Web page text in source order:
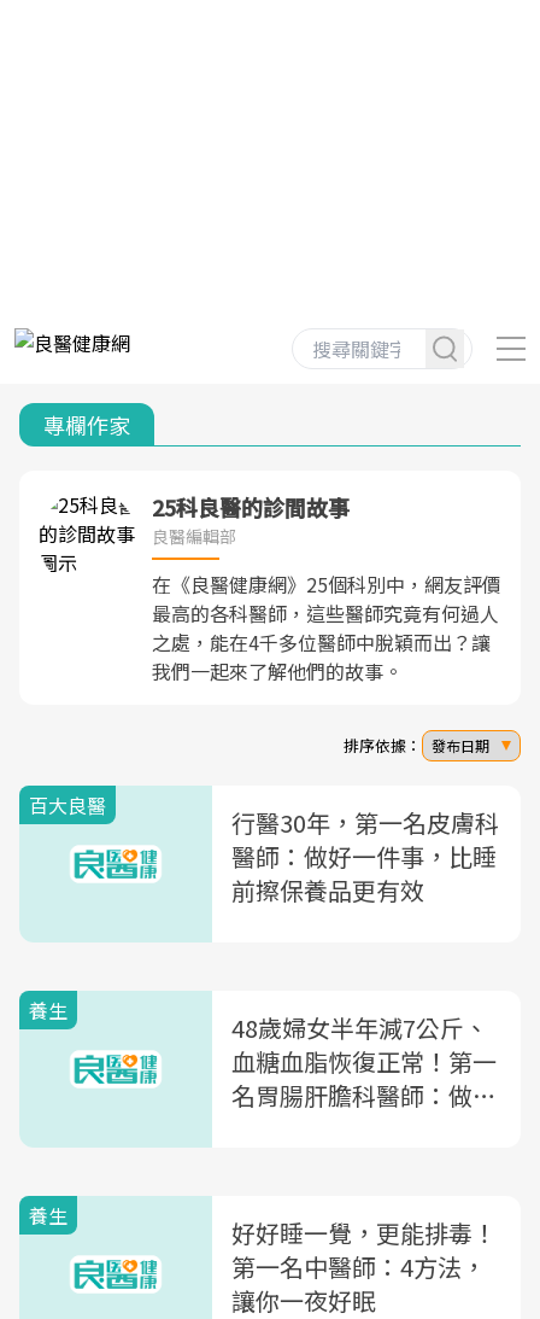
專欄作家
25科良醫的診間故事
良醫編輯部
在《良醫健康網》25個科別中，網友評價
最高的各科醫師，這些醫師究竟有何過人
之處，能在4千多位醫師中脫穎而出？讓
我們一起來了解他們的故事。
排序依據： 發布日期
百大良醫
行醫30年，第一名皮膚科
醫師：做好一件事，比睡
前擦保養品更有效
養生
48歲婦女半年減7公斤、
血糖血脂恢復正常！第一
名胃腸肝膽科醫師：做對
養生
好好睡一覺，更能排毒！
第一名中醫師：4方法，
讓你一夜好眠